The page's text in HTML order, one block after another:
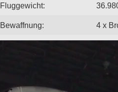
Fluggewicht:
Bewaffnung: 4 x